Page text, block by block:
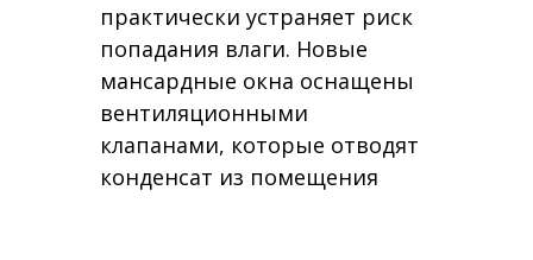
практически устраняет риск
попадания влаги. Новые
мансардные окна оснащены
вентиляционными
клапанами, которые отводят
конденсат из помещения